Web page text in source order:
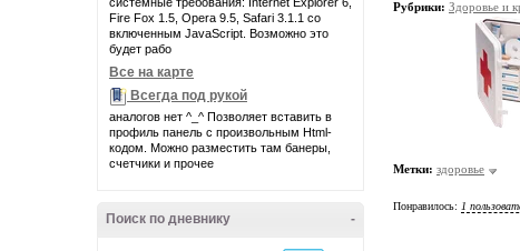
Fire Fox 1.5, Opera 9.5, Safari 3.1.1 со
включенным JavaScript. Возможно это
будет рабо
Все на карте
Всегда под рукой
аналогов нет ^_^ Позволяет вставить в
профиль панель с произвольным Html-
кодом. Можно разместить там банеры,
счетчики и прочее
-
Поиск по дневнику
Рубрики: Здоровье и
Метки: здоровье
Понравилось: 1